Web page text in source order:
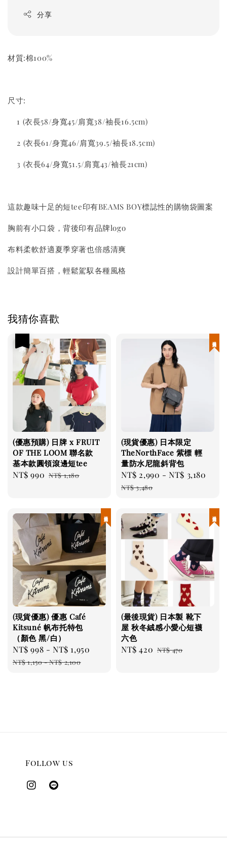
分享
材質:棉100%
尺寸:
1 (衣長58/身寬45/肩寬38/袖長16.5cm)
2 (衣長61/身寬46/肩寬39.5/袖長18.5cm)
3 (衣長64/身寬51.5/肩寬43/袖長21cm)
這款趣味十足的短tee印有BEAMS BOY標誌性的購物袋圖案
胸前有小口袋，背後印有品牌logo
布料柔軟舒適夏季穿著也倍感清爽
設計簡單百搭，輕鬆駕馭各種風格
我猜你喜歡
(優惠預購) 日牌 x FRUIT
OF THE LOOM 聯名款
基本款圓領滾邊短tee
Sale
NT$ 990 Regular
NT$ 1,180
(現貨優惠) 日本限定
TheNorthFace 紫標 輕
量防水尼龍斜背包
Sale
price
NT$ 2,990 -NT$ 3,180
NT$ 3,480
(現貨優惠) 優惠 Café
Kitsuné 帆布托特包
（顏色 黑/白）
Sale
price
NT$ 998 -NT$ 1,950
Regular
NT$ 1,150-NT$ 2,100
(最後現貨) 日本製 靴下
屋 秋冬絨感小愛心短襪
六色
Sale
NT$ 420 Regular
NT$ 470
Follow us